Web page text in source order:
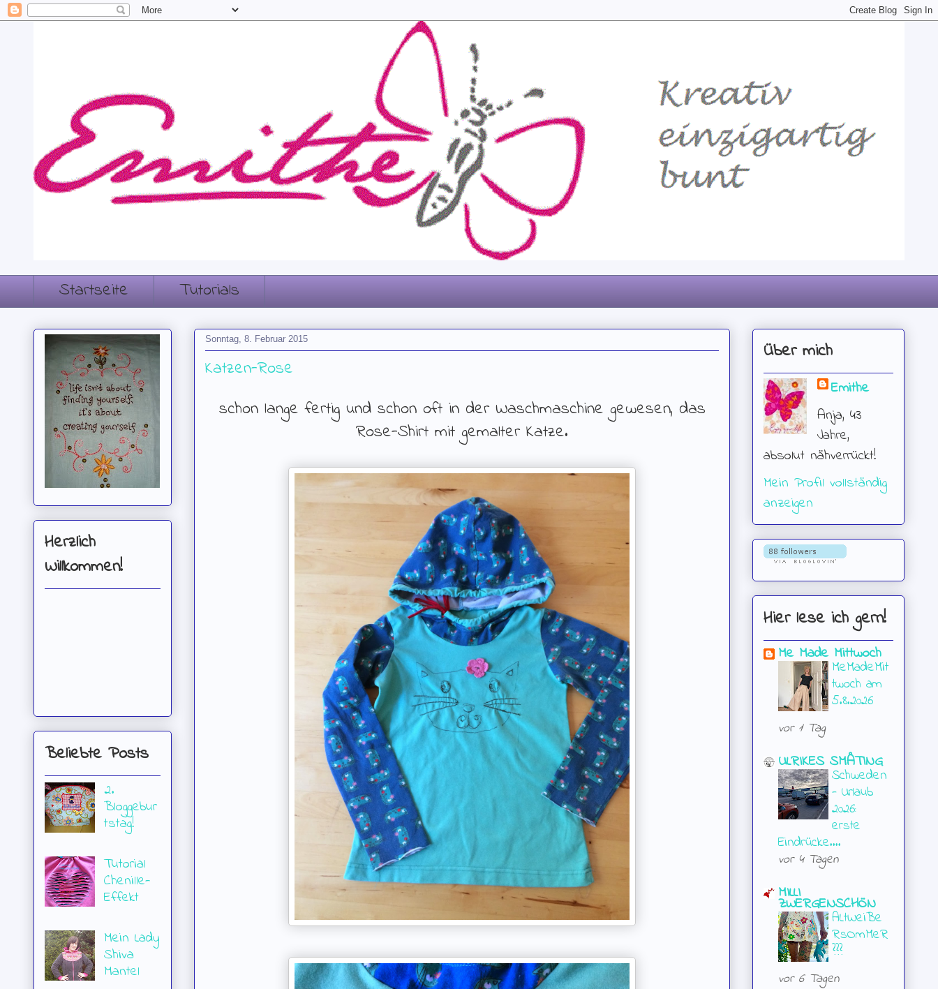
Startseite Tutorials
Sonntag, 8. Februar 2015
Katzen-Rose
schon lange fertig und schon oft in der Waschmaschine gewesen, das
Rose-Shirt mit gemalter Katze.
Herzlich
Willkommen!
Beliebte Posts
2.
Bloggebur
tstag!
Tutorial
Chenille-
Effekt
Mein Lady
Shiva
Mantel
Über mich
Emithe
Anja, 43
Jahre,
absolut nähverrückt!
Mein Profil vollständig
anzeigen
Hier lese ich gern!
Me Made Mittwoch
MeMadeMit
twoch am
5.8.2026
vor 1 Tag
ULRIKES SMÅTING
Schweden
- Urlaub
2026:
erste
Eindrücke....
vor 4 Tagen
MILLI
ZWERGENSCHÖN
ALtWeiBe
RsOmMeR
???
vor 6 Tagen